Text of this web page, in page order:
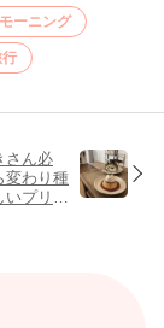
モーニング
さん必
変わり種
プリン